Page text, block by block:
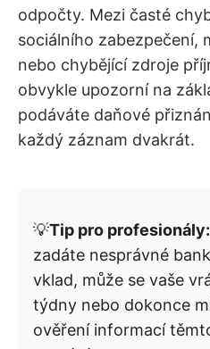
odpočty. Mezi časté
sociálního zabezpečení,
nebo chybějící zdroje
obvykle upozorní na
podáváte daňové
každý záznam dvakrát.
💡Tip pro profesionály:
zadáte nesprávné
vklad, může se vaše
týdny nebo dokonce
ověření informací